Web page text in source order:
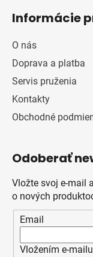
Informácie
O nás
Doprava a platba
Servis pruženia
Kontakty
Obchodné
Odoberať
Vložte svoj e-mail
o nových
Email
Vložením e-